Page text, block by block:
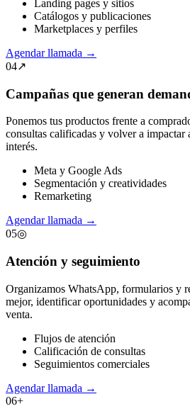
Landing pages y sitios
Catálogos y publicaciones
Marketplaces y perfiles
Agendar llamada →
04↗
Campañas que generan
Ponemos tus productos frente a
consultas calificadas y volver a impactar
interés.
Meta y Google Ads
Segmentación y creatividades
Remarketing
Agendar llamada →
05◎
Atención y seguimiento
Organizamos WhatsApp, formularios y
mejor, identificar oportunidades y
venta.
Flujos de atención
Calificación de consultas
Seguimientos comerciales
Agendar llamada →
06+